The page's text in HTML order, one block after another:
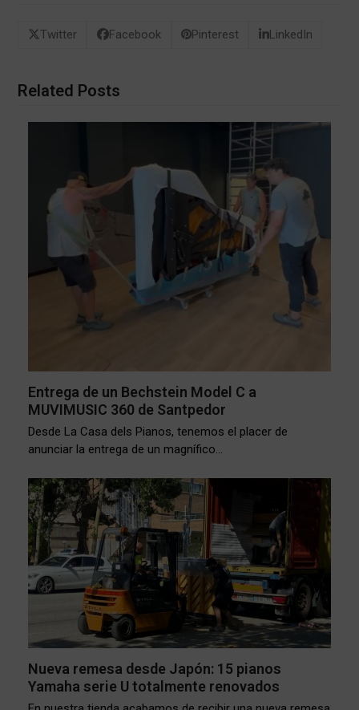
Twitter Facebook Pinterest LinkedIn
Related Posts
Entrega de un Bechstein Model C a
MUVIMUSIC 360 de Santpedor
Desde La Casa dels Pianos, tenemos el placer de
anunciar la entrega de un magnífico…
Nueva remesa desde Japón: 15 pianos
Yamaha serie U totalmente renovados